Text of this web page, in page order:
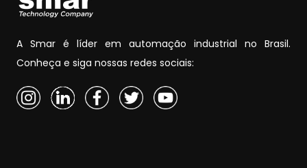
A Smar é líder em automação industrial no Brasil.
Conheça e siga nossas redes sociais: